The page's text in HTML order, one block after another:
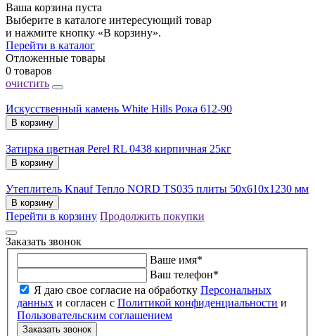
Ваша корзина пуста
Выберите в каталоге интересующий товар
и нажмите кнопку «В корзину».
Перейти в каталог
Отложенные товары
0 товаров
очистить
Искусственный камень White Hills Рока 612-90
В корзину
Затирка цветная Perel RL 0438 кирпичная 25кг
В корзину
Утеплитель Knauf Тепло NORD TS035 плиты 50х610х1230 мм
В корзину
Перейти в корзину Продолжить покупки
Заказать звонок
Ваше имя*
Ваш телефон*
Я даю свое согласие на обработку Персональных
данных и согласен с Политикой конфиденциальности и
Пользовательским соглашением
Заказать звонок